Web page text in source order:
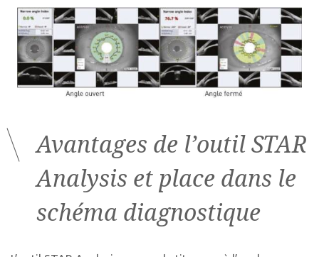
Avantages de l’outil STAR
Analysis et place dans le
schéma diagnostique